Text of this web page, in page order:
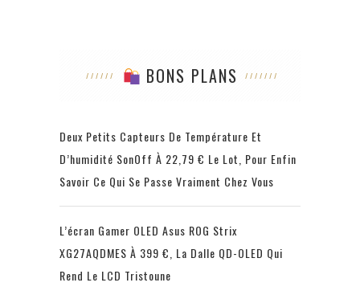
BONS PLANS
Deux Petits Capteurs De Température Et
D’humidité SonOff À 22,79 € Le Lot, Pour Enfin
Savoir Ce Qui Se Passe Vraiment Chez Vous
L’écran Gamer OLED Asus ROG Strix
XG27AQDMES À 399 €, La Dalle QD-OLED Qui
Rend Le LCD Tristoune